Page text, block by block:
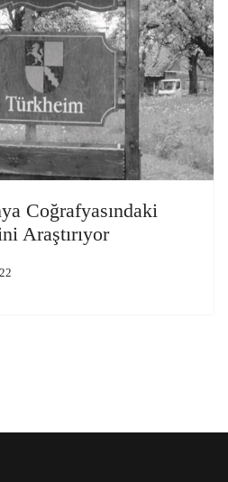
Coğrafyasındaki
Araştırıyor